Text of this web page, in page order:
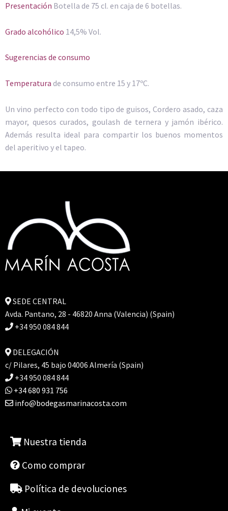
Presentación Botella de 75 cl. en caja de 6 botellas.
Grado alcohólico 14,5% Vol.
Sugerencias de consumo
Temperatura de consumo entre 15 y 17ºC.
Un vino perfecto con todo tipo de guisos, Cordero asado, caza
mayor, quesos curados, goulash de ternera y jamón ibérico.
Además resulta ideal para compartir los buenos momentos
del aperitivo y el tapeo.
SEDE CENTRAL
Avda. Pantano, 28 - 46820 Anna (Valencia) (Spain)
+34 950 084 844
DELEGACIÓN
c/ Pilares, 45 bajo 04006 Almería (Spain)
+34 950 084 844
+34 680 931 756
info@bodegasmarinacosta.com
Nuestra tienda
Como comprar
Política de devoluciones